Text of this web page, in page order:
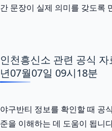
간 문장이 실제 의미를 갖도록
인천흥신소 관련 공식
년07월07일 09시18분
야구반티 정보를 확인할 때 공
준을 이해하는 데 도움이 됩니